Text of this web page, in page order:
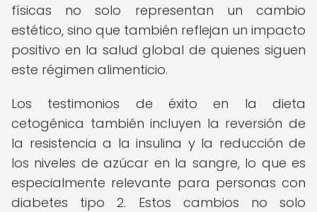
físicas no solo representan un cambio
estético, sino que también reflejan un impacto
positivo en la salud global de quienes siguen
este régimen alimenticio.
Los testimonios de éxito en la dieta
cetogénica también incluyen la reversión de
la resistencia a la insulina y la reducción de
los niveles de azúcar en la sangre, lo que es
especialmente relevante para personas con
diabetes tipo 2. Estos cambios no solo